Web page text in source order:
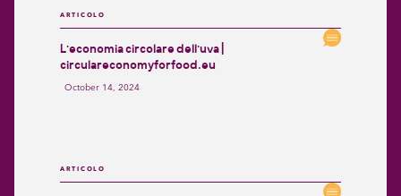
ARTICOLO
L'economia circolare dell'uva |
circulareconomyforfood.eu
October 14, 2024
ARTICOLO